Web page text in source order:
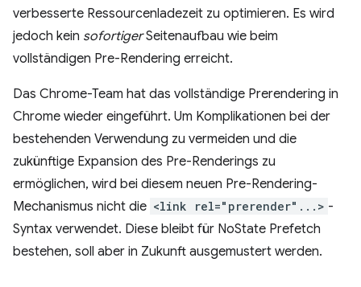
verbesserte Ressourcenladezeit zu optimieren. Es wird
jedoch kein sofortigerSeitenaufbau wie beim
vollständigen Pre-Rendering erreicht.
Das Chrome-Team hat das vollständige Prerendering in
Chrome wieder eingeführt. Um Komplikationen bei der
bestehenden Verwendung zu vermeiden und die
zukünftige Expansion des Pre-Renderings zu
ermöglichen, wird bei diesem neuen Pre-Rendering-
Mechanismus nicht die <link rel="prerender"...> -
Syntax verwendet. Diese bleibt für NoState Prefetch
bestehen, soll aber in Zukunft ausgemustert werden.